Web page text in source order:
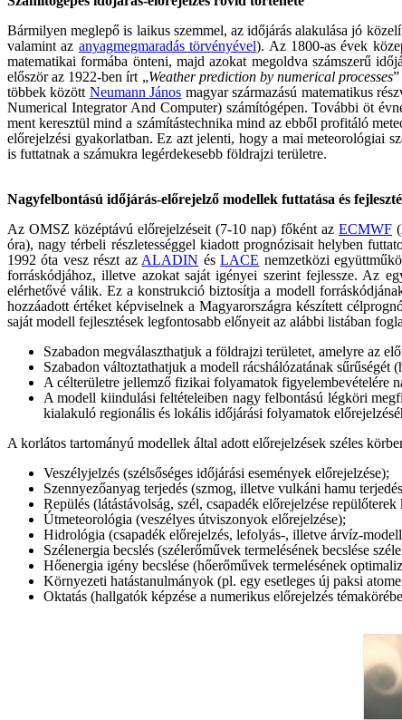
Bármilyen meglepő is laikus szemmel, az időjárás alakulása jó
valamint az anyagmegmaradás törvényével). Az 1800-as évek
matematikai formába önteni, majd azokat megoldva számszerű
először az 1922-ben írt „Weather prediction by numerical processes
többek között Neumann János magyar származású matematikus
Numerical Integrator And Computer) számítógépen. További öt
ment keresztül mind a számítástechnika mind az ebből profitáló
előrejelzési gyakorlatban. Ez azt jelenti, hogy a mai meteorológiai
is futtatnak a számukra legérdekesebb földrajzi területre.
Nagyfelbontású időjárás-előrejelző modellek futtatása és
Az OMSZ középtávú előrejelzéseit (7-10 nap) főként az ECMWF (
óra), nagy térbeli részletességgel kiadott prognózisait helyben
1992 óta vesz részt az ALADIN ésLACE nemzetközi
forráskódjához, illetve azokat saját igényei szerint fejlessze. Az
elérhetővé válik. Ez a konstrukció biztosítja a modell
hozzáadott értéket képviselnek a Magyarországra készített
saját modell fejlesztések legfontosabb előnyeit az alábbi listában
Szabadon megválaszthatjuk a földrajzi területet, amelyre az
Szabadon változtathatjuk a modell rácshálózatának sűrűségét
A célterületre jellemző fizikai folyamatok figyelembevételére
A modell kiindulási feltételeiben nagy felbontású légköri
kialakuló regionális és lokális időjárási folyamatok
A korlátos tartományú modellek által adott előrejelzések széles
Veszélyjelzés (szélsőséges időjárási események előrejelzése);
Szennyezőanyag terjedés (szmog, illetve vulkáni hamu
Repülés (látástávolság, szél, csapadék előrejelzése repülőterek
Útmeteorológia (veszélyes útviszonyok előrejelzése);
Hidrológia (csapadék előrejelzés, lefolyás-, illetve árvíz-
Szélenergia becslés (szélerőművek termelésének becslése
Hőenergia igény becslése (hőerőművek termelésének
Környezeti hatástanulmányok (pl. egy esetleges új paksi
Oktatás (hallgatók képzése a numerikus előrejelzés